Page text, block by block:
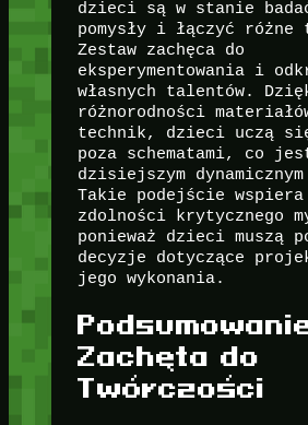
dzieci są w stanie
pomysły i łączyć
Zestaw zachęca do
eksperymentowania i
własnych talentów.
różnorodności
technik, dzieci uczą
poza schematami, co
dzisiejszym
Takie podejście wspiera
zdolności krytycznego
ponieważ dzieci muszą
decyzje dotyczące
jego wykonania.
Zachęta do
Twórczości